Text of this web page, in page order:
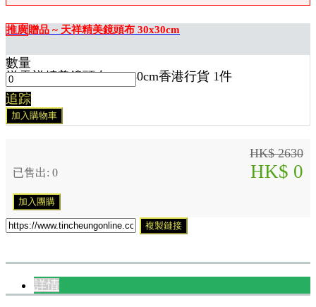
推廣贈品 ~ 天祥精美鏡頭布 30x30cm
送天祥精美鏡頭布 30x30cm香港行貨 1件
數量
追踪
加入購物車
HK$ 2630
已售出: 0 HK$ 0
加入團購
複製鏈接
詳情